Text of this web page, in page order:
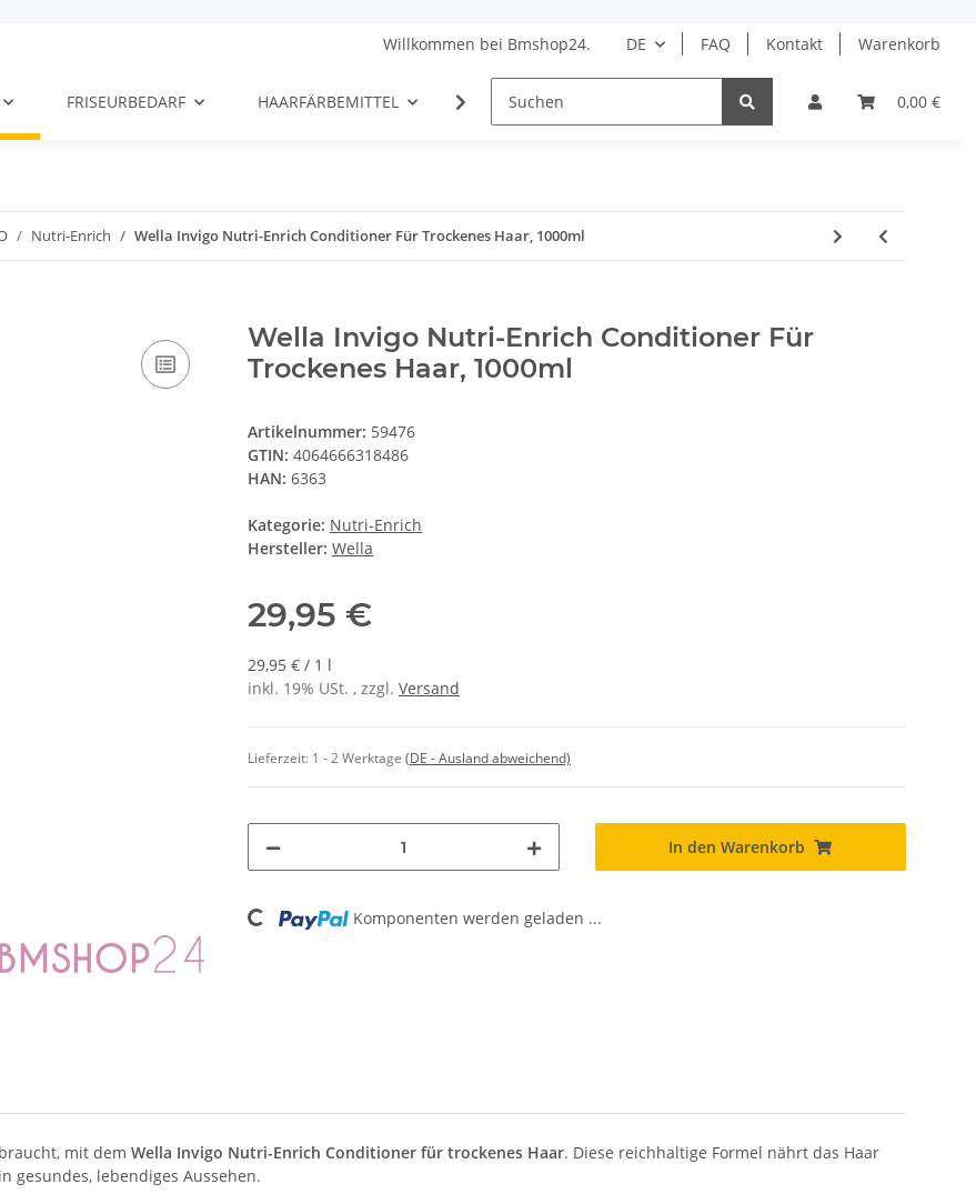
DE
FAQ Kontakt Warenkorb
Willkommen bei Bmshop24.
0,00 €
FRISEURBEDARF HAARFÄRBEMITTEL HAARPFLEGE BARBER DROGERIE
Nutri-Enrich Wella Invigo Nutri-Enrich Conditioner Für Trockenes Haar, 1000ml
Wella Invigo Nutri-Enrich Conditioner Für
Trockenes Haar, 1000ml
Artikelnummer: 59476
GTIN: 4064666318486
HAN: 6363
Kategorie: Nutri-Enrich
Hersteller: Wella
29,95 €
29,95 € / 1 l
inkl. 19% USt. , zzgl. Versand
Lieferzeit: 1 - 2 Werktage (DE - Ausland abweichend)
In den Warenkorb
Loading... Komponenten werden geladen ...
mit dem Wella Invigo Nutri-Enrich Conditioner für trockenes Haar. Diese reichhaltige Formel nährt das Haar
gesundes, lebendiges Aussehen.